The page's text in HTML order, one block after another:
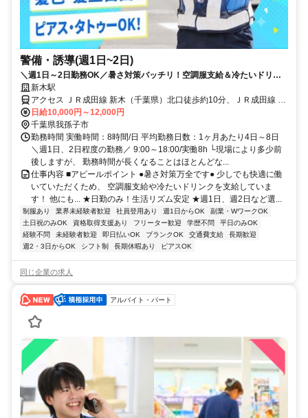
警備・誘導(週1日~2日)
＼週1日～2日勤務OK／暑さ対策バッチリ！空調服支給＆冷たいドリン
ク支給◎50代・60代活躍中【入社祝い金10万円】アルバイトでも安定収
入！未経験大歓迎！★日勤のみ警備★日払いOK★残業ほぼなし
新木駅
アクセス ＪＲ成田線 新木（千葉県）北口徒歩約10分、ＪＲ成田線 湖
北南口徒歩約35分、ＪＲ成田線 布佐南口徒歩約48分 新木駅近く
日給10,000円～12,000円
千葉県我孫子市
勤務時間 実働時間：8時間/日 平均勤務日数：1ヶ月あたり4日～8日
＼週1日、2日程度の勤務／ 9:00～18:00/実働8h └現場により多少前
後しますが、 勤務時間が長くなることはほとんどな...
仕事内容 ■アピールポイント ●暑さ対策万全です● 少しでも快適に働
いていただくため、 空調服支給や冷たいドリンクを支給していま
す！ 他にも... ★日勤のみ！生活リズム安定 ★週1日、週2日など選...
制服あり 業界未経験者歓迎 社員登用あり 週1日からOK
副業・WワークOK
土日祝のみOK
資格取得支援あり フリーター歓迎 学歴不問
平日のみOK
経験不問
未経験者歓迎 即日払いOK ブランクOK 交通費支給
長期歓迎
週2・3日からOK
シフト制 長期休暇あり ピアスOK
同じ企業の求人
アルバイト・パート